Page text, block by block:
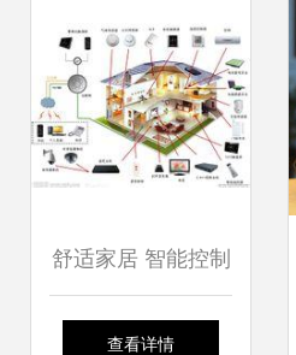
舒适家居 智能控制
系统集成打造未来
查看详情